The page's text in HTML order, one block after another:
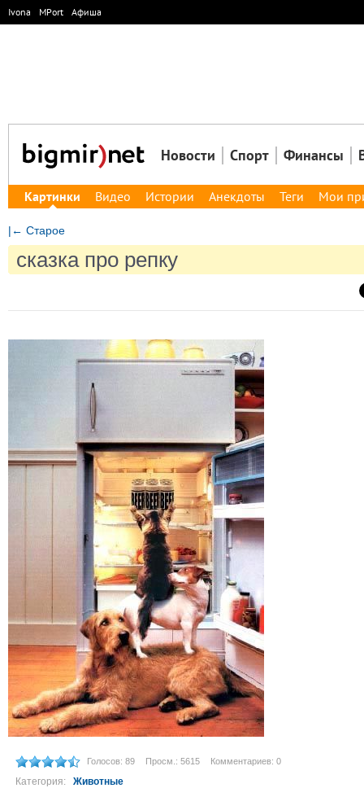
Ivona MPort Афиша
Новости Спорт Финансы
Картинки Видео Истории Анекдоты Теги Мои
|← Старое
сказка про репку
Голосов: 89 Просм.: 5615 Комментариев: 0
Категория: Животные